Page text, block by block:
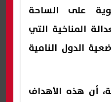
على الساحة
المناخية التي
الدول النامية
أن هذه الأهداف